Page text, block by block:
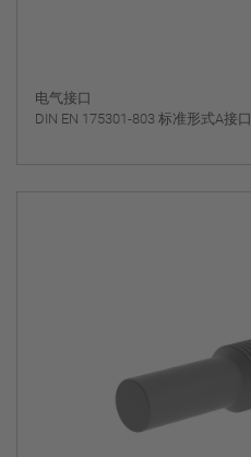
电气接口
DIN EN 175301-803 标准形式A接口